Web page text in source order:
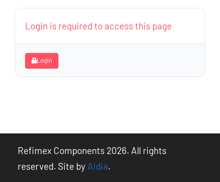
Katalogi
Suosikit
Kirjautuminen
Login is required to access this page
Login
Refimex Components 2026. All rights
reserved. Site by Aidia.